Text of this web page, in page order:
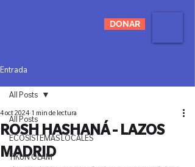
DONAR
Entrada
All Posts
ECOSISTEMAS LOCALES
TIKUN OLAM
All Posts
ROSH HASHANÁ - LAZOS
MADRID
4 oct 2024 1 min de lectura